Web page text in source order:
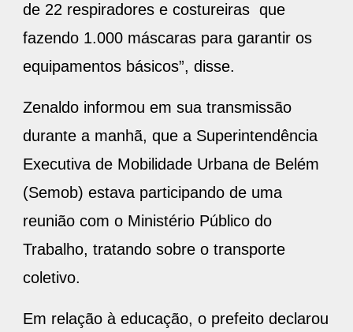
de 22 respiradores e costureiras que
fazendo 1.000 máscaras para garantir os
equipamentos básicos”, disse.
Zenaldo informou em sua transmissão
durante a manhã, que a Superintendência
Executiva de Mobilidade Urbana de Belém
(Semob) estava participando de uma
reunião com o Ministério Público do
Trabalho, tratando sobre o transporte
coletivo.
Em relação à educação, o prefeito declarou